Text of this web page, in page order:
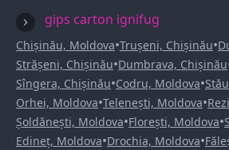
gips carton ignifug
Chișinău, Moldova•Trușeni, Chișinău•
Strășeni, Chișinău•Dumbrava, Chișinău
Sîngera, Chișinău•Codru, Moldova•
Orhei, Moldova•Telenești, Moldova•
Șoldănești, Moldova•Florești, Moldova•
Edineț, Moldova•Drochia, Moldova•